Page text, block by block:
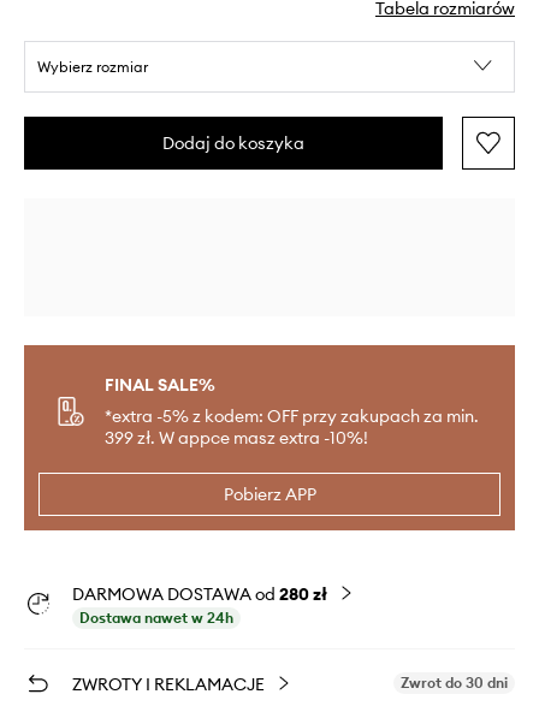
Tabela rozmiarów
Wybierz rozmiar
Dodaj do koszyka
FINAL SALE%
*extra -5% z kodem: OFF przy zakupach za min.
399 zł. W appce masz extra -10%!
Pobierz APP
DARMOWA DOSTAWA od 280 zł
Dostawa nawet w 24h
ZWROTY I REKLAMACJE Zwrot do 30 dni